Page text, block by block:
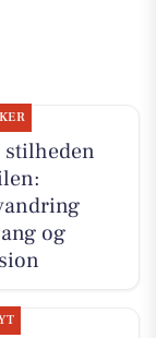
stilheden
og